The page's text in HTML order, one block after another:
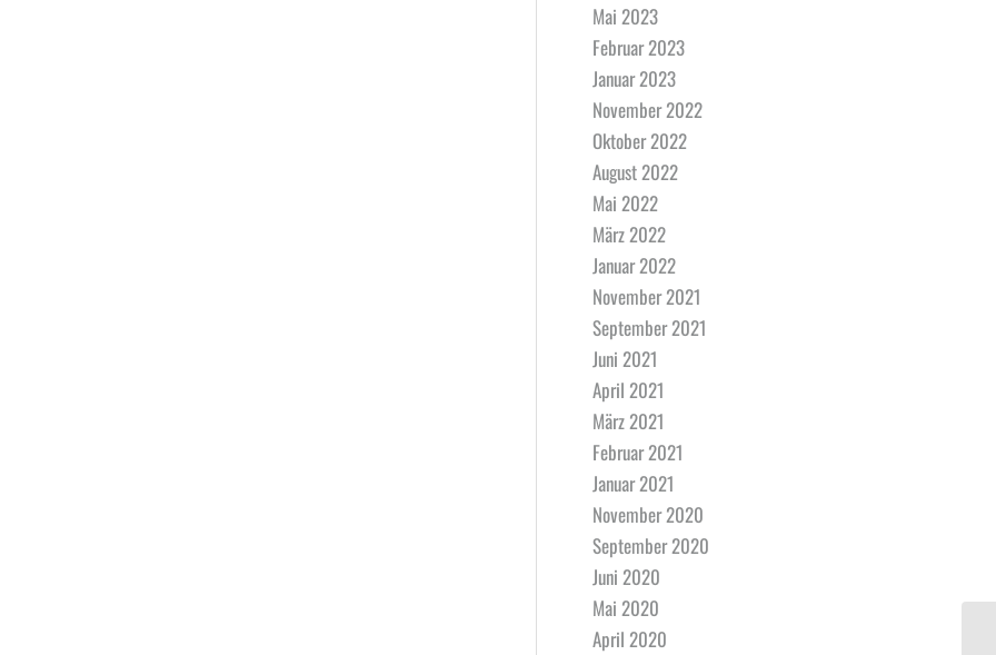
Mai 2023
Februar 2023
Januar 2023
November 2022
Oktober 2022
August 2022
Mai 2022
März 2022
Januar 2022
November 2021
September 2021
Juni 2021
April 2021
März 2021
Februar 2021
Januar 2021
November 2020
September 2020
Juni 2020
Mai 2020
April 2020